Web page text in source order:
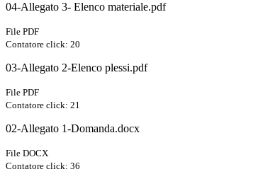
04-Allegato 3- Elenco materiale.pdf
File PDF
Contatore click: 20
03-Allegato 2-Elenco plessi.pdf
File PDF
Contatore click: 21
02-Allegato 1-Domanda.docx
File DOCX
Contatore click: 36